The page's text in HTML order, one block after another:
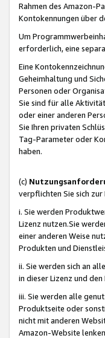
Rahmen des Amazon-
Kontokennungen über
Um
erforderlich, eine
Eine
Geheimhaltung und
Personen oder
Sie sind für alle
oder einer anderen
Sie Ihren privaten
Tag-Parameter oder
haben.
(c)
verpflichten Sie sich
i. Sie werden
Lizenz nutzen.Sie
einer anderen Weise
Produkten und
ii. Sie werden sich an
in dieser Lizenz und
iii. Sie werden alle
Produktseite oder
nicht mit anderen
Amazon-Website